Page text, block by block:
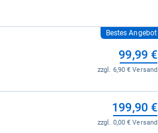
Bestes Angebot
99,99 €
zzgl. 6,90 € Versand
199,90 €
zzgl. 0,00 € Versand